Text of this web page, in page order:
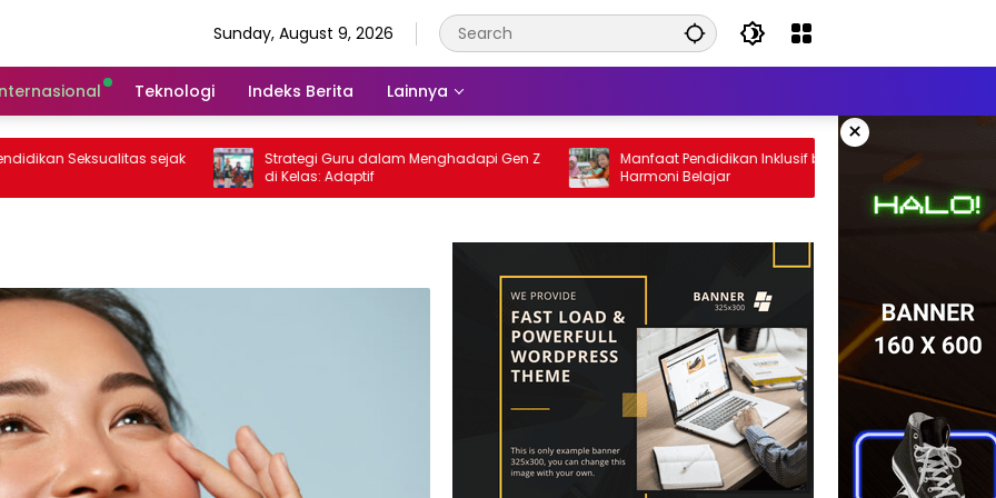
Sunday, August 9, 2026
Teknologi Indeks Berita Lainnya
×
Seksualitas sejak
Strategi Guru dalam Menghadapi Gen Z
di Kelas: Adaptif
Manfaat Pendidikan Inklusif bagi Siswa:
Harmoni Belajar